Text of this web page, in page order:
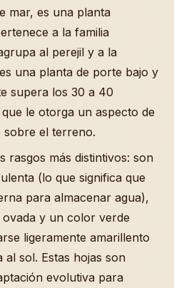
mar, es una planta
a la familia
al perejil y a la
una planta de porte bajo y
supera los 30 a 40
le otorga un aspecto de
sobre el terreno.
rasgos más distintivos: son
(lo que significa que
para almacenar agua),
y un color verde
ligeramente amarillento
sol. Estas hojas son
evolutiva para